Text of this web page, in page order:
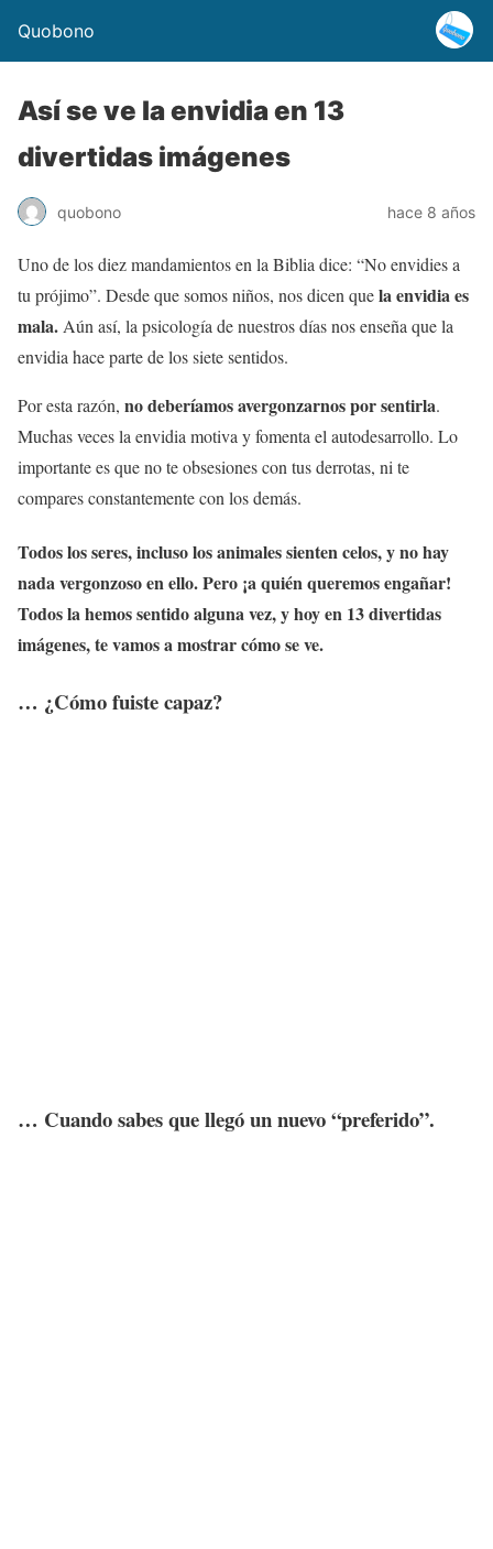
Quobono
Así se ve la envidia en 13
divertidas imágenes
quobono hace 8 años
Uno de los diez mandamientos en la Biblia dice: “No envidies a
tu prójimo”. Desde que somos niños, nos dicen quela envidia es
mala. Aún así, la psicología de nuestros días nos enseña que la
envidia hace parte de los siete sentidos.
Por esta razón, no deberíamos avergonzarnos por sentirla.
Muchas veces la envidia motiva y fomenta el autodesarrollo. Lo
importante es que no te obsesiones con tus derrotas, ni te
compares constantemente con los demás.
Todos los seres, inclusolos animales sienten celos, y no hay
nada vergonzoso en ello. Pero ¡a quién queremos engañar!
Todos la hemos sentido alguna vez, y hoy en 13 divertidas
imágenes, te vamos a mostrar cómo se ve.
… ¿Cómo fuiste capaz?
… Cuando sabes que llegó un nuevo “preferido”.